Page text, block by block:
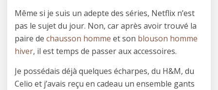
Même si je suis un adepte des séries, Netflix n’est
pas le sujet du jour. Non, car après avoir trouvé la
paire de chausson homme et son blouson homme
hiver, il est temps de passer aux accessoires.
Je possédais déjà quelques écharpes, du H&M, du
Celio et j’avais reçu en cadeau un ensemble gants